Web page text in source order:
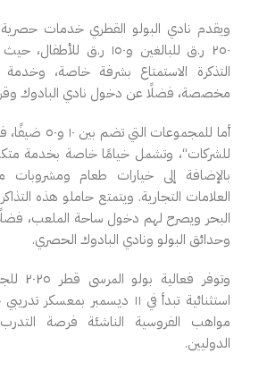
ويقدم نادي البولو القطري خدمات حصرية
٢٥٠ ر.ق للبالغين و١٥٠ ر.ق
التذكرة الاستمتاع بشرفة خاصة، وخدمة
مخصصة، فضلًا عن دخول نادي البادوك
أما للمجموعات التي تضم بين ١٠ و٥٠ ضيفًا، فتتوفر باقات
للشركات“، وتشمل خيامًا خاصة بخدمة
بالإضافة إلى خيارات طعام
العلامات التجارية. ويتمتع حاملو هذه
البحر ويصرح لهم دخول ساحة الملعب،
وحدائق البولو ونادي البادوك الحصري.
وتوفر فعالية بولو المرسى قطر
استثنائية تبدأ في ١١ ديسمبر
مواهب الفروسية الناشئة فرصة
الدوليين.